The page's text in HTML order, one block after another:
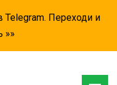
Переходи и
»»